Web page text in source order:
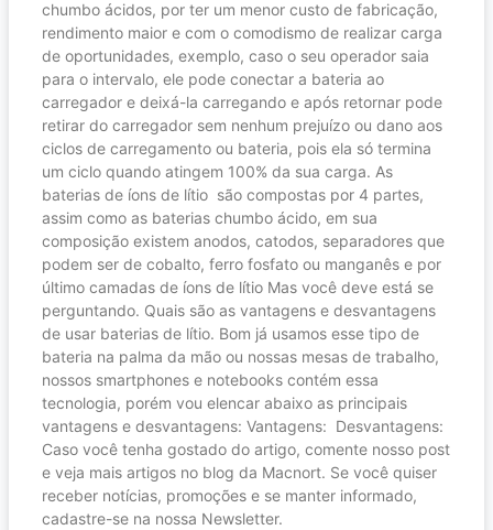
chumbo ácidos, por ter um menor custo de fabricação,
rendimento maior e com o comodismo de realizar carga
de oportunidades, exemplo, caso o seu operador saia
para o intervalo, ele pode conectar a bateria ao
carregador e deixá-la carregando e após retornar pode
retirar do carregador sem nenhum prejuízo ou dano aos
ciclos de carregamento ou bateria, pois ela só termina
um ciclo quando atingem 100% da sua carga. As
baterias de íons de lítio são compostas por 4 partes,
assim como as baterias chumbo ácido, em sua
composição existem anodos, catodos, separadores que
podem ser de cobalto, ferro fosfato ou manganês e por
último camadas de íons de lítio Mas você deve está se
perguntando. Quais são as vantagens e desvantagens
de usar baterias de lítio. Bom já usamos esse tipo de
bateria na palma da mão ou nossas mesas de trabalho,
nossos smartphones e notebooks contém essa
tecnologia, porém vou elencar abaixo as principais
vantagens e desvantagens: Vantagens: Desvantagens:
Caso você tenha gostado do artigo, comente nosso post
e veja mais artigos no blog da Macnort. Se você quiser
receber notícias, promoções e se manter informado,
cadastre-se na nossa Newsletter.